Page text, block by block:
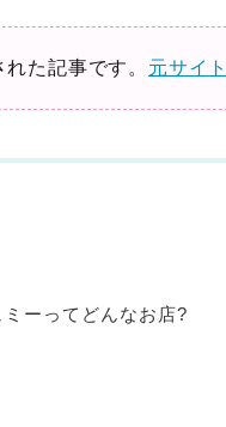
た記事です。 元サイト
ーってどんなお店?